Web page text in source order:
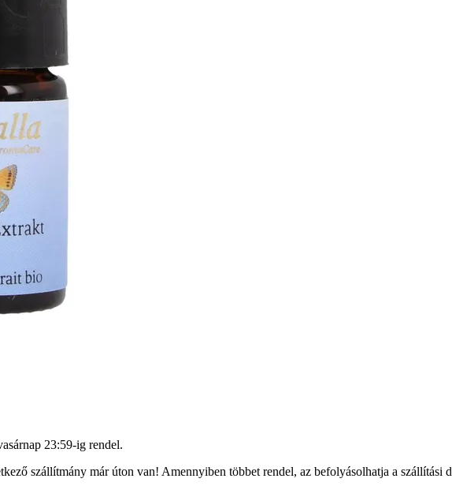
23:59-ig rendel.
szállítmány már úton van! Amennyiben többet rendel, az befolyásolhatja a szállítási